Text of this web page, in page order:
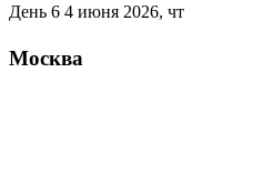
День 6 4 июня 2026, чт
Москва